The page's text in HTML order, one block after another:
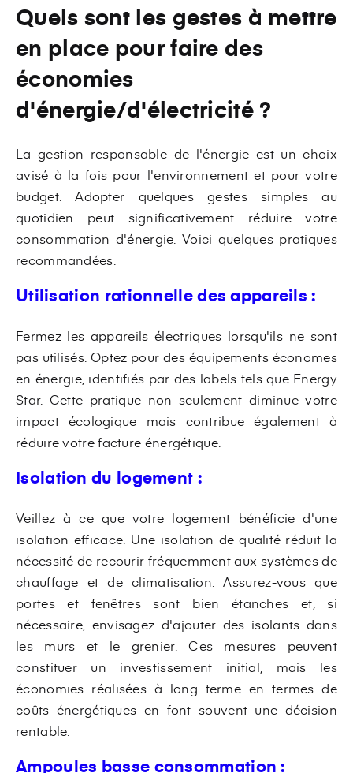
Quels sont les gestes à mettre
en place pour faire des
économies
d'énergie/d'électricité ?
La gestion responsable de l'énergie est un choix
avisé à la fois pour l'environnement et pour votre
budget. Adopter quelques gestes simples au
quotidien peut significativement réduire votre
consommation d'énergie. Voici quelques pratiques
recommandées.
Utilisation rationnelle des appareils :
Fermez les appareils électriques lorsqu'ils ne sont
pas utilisés. Optez pour des équipements économes
en énergie, identifiés par des labels tels que Energy
Star. Cette pratique non seulement diminue votre
impact écologique mais contribue également à
réduire votre facture énergétique.
Isolation du logement :
Veillez à ce que votre logement bénéficie d'une
isolation efficace. Une isolation de qualité réduit la
nécessité de recourir fréquemment aux systèmes de
chauffage et de climatisation. Assurez-vous que
portes et fenêtres sont bien étanches et, si
nécessaire, envisagez d'ajouter des isolants dans
les murs et le grenier. Ces mesures peuvent
constituer un investissement initial, mais les
économies réalisées à long terme en termes de
coûts énergétiques en font souvent une décision
rentable.
Ampoules basse consommation :